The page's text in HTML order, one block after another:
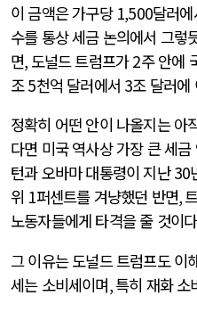
이 금액은 가구당 1,500달러에
수를 통상 세금 논의에서 그렇
면, 도널드 트럼프가2주 안에
조5천억 달러에서 3조 달러에
정확히 어떤 안이 나올지는 아
다면 미국 역사상 가장 큰 세
턴과 오바마 대통령이 지난30
위 1퍼센트를 겨냥했던 반면,
노동자들에게 타격을 줄 것이다
그 이유는 도널드 트럼프도 이
세는 소비세이며,특히 재화 소